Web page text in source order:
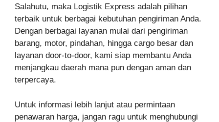
Salahutu, maka Logistik Express adalah pilihan
terbaik untuk berbagai kebutuhan pengiriman Anda.
Dengan berbagai layanan mulai dari pengiriman
barang, motor, pindahan, hingga cargo besar dan
layanan door-to-door, kami siap membantu Anda
menjangkau daerah mana pun dengan aman dan
terpercaya.
Untuk informasi lebih lanjut atau permintaan
penawaran harga, jangan ragu untuk menghubungi